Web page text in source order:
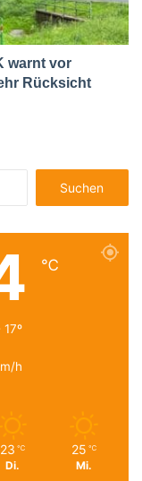
warnt vor
Rücksicht
nach:
℃
17º
h
23 ℃
Di.
25 ℃
Mi.